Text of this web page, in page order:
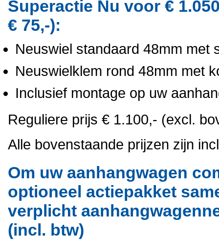
Superactie Nu voor €
€ 75,-):
Neuswiel standaard 48mm met
Neuswielklem rond 48mm met
Inclusief montage op uw
Reguliere prijs € 1.100,- (excl.
Alle bovenstaande prijzen zijn
Om uw aanhangwagen
optioneel actiepakket
verplicht
(incl. btw)